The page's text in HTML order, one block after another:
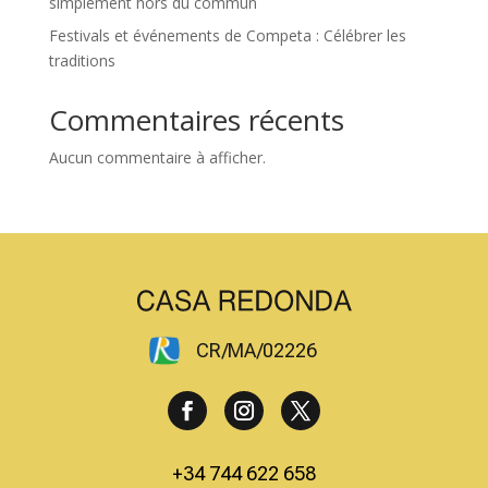
Festivals et événements de Competa : Célébrer les
traditions
Commentaires récents
Aucun commentaire à afficher.
CR/MA/02226
+34 744 622 658